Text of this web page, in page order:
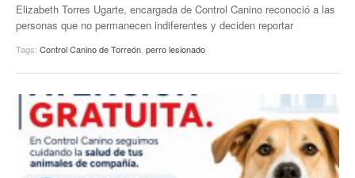
LA MEJOR INFORMACIÓN
Elizabeth Torres Ugarte, encargada de Control Canino reconoció a las
personas que no permanecen indiferentes y deciden reportar
Tags: Control Canino de Torreón perro lesionado